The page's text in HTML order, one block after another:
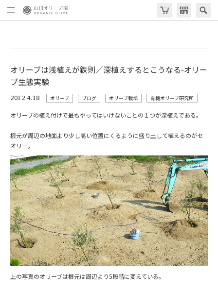
オリーブは浅植えが鉄則／深植えするとこうなる-オリー
ブ生態実験
2012.4.18 オリーブ ブログ オリーブ栽培 有機オリーブ研究所
オリーブの植え付けで最もやってはいけないことの１つが深植えである。
根元が周辺の地面より少し高い位置にくるように盛り土して植えるのがセ
オリー。
上の写真のオリーブは根元は周辺より5段階に変えている。